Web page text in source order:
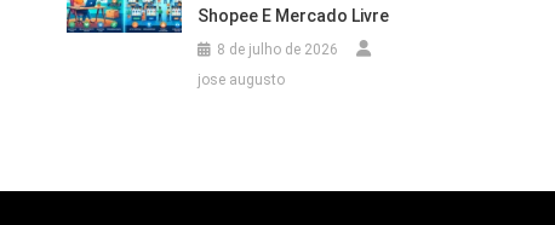
Shopee E Mercado Livre
8 de julho de 2026
jose augusto